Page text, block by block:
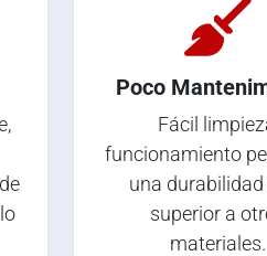
Poco
Fácil
funcionamiento
una
superior a
materiales.